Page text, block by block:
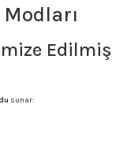
Edilmiş
sunar: